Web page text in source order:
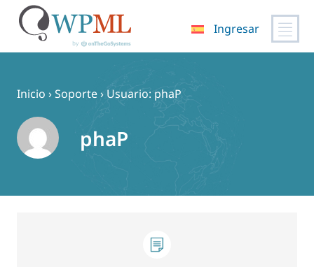
contenido
Ingresar
Inicio ›Soporte› Usuario: phaP
phaP